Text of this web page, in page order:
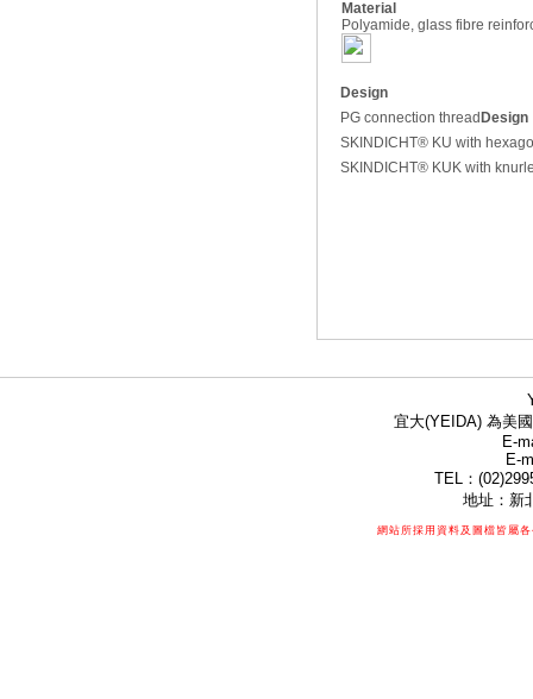
Material
Polyamide, glass fibre
Design
PG connection thread Design
SKINDICHT® KU with
SKINDICHT® KUK with
宜大(YEIDA) 為美
E-
E-
TEL：
地址：新
網站所採用資料及圖檔皆屬